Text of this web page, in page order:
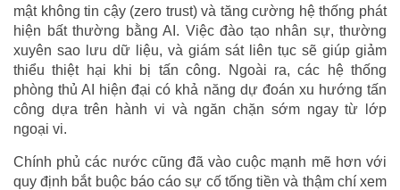
mật không tin cậy (zero trust) và tăng cường hệ thống phát
hiện bất thường bằng AI. Việc đào tạo nhân sự, thường
xuyên sao lưu dữ liệu, và giám sát liên tục sẽ giúp giảm
thiểu thiệt hại khi bị tấn công. Ngoài ra, các hệ thống
phòng thủ AI hiện đại có khả năng dự đoán xu hướng tấn
công dựa trên hành vi và ngăn chặn sớm ngay từ lớp
ngoại vi.
Chính phủ các nước cũng đã vào cuộc mạnh mẽ hơn với
quy định bắt buộc báo cáo sự cố tống tiền và thậm chí xem